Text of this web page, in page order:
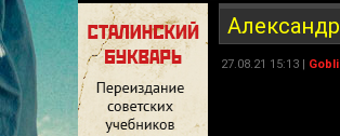
27.08.21 15:13 |